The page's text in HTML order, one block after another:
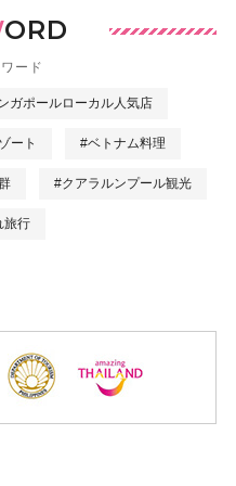
ORD
ード
ガポールローカル人気店
ート #ベトナム料理
#クアラルンプール観光
旅行